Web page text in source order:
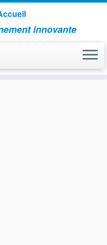
innovante